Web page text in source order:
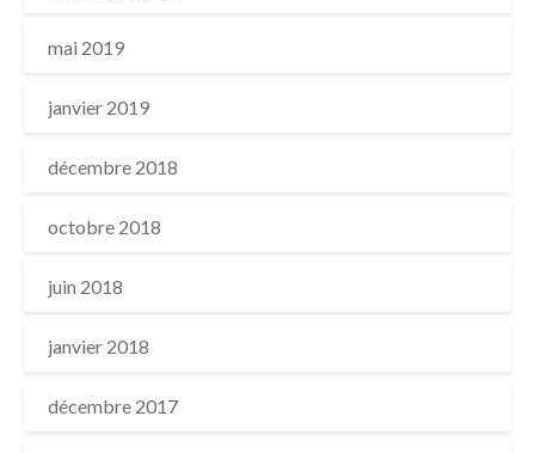
mai 2019
janvier 2019
décembre 2018
octobre 2018
juin 2018
janvier 2018
décembre 2017